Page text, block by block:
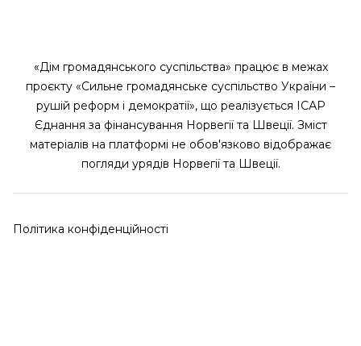
«Дім громадянського суспільства» працює в межах
проєкту «Сильне громадянське суспільство України –
рушій реформ і демократії», що реалізується ІСАР
Єднання за фінансування Норвегії та Швеції. Зміст
матеріалів на платформі не обов'язково відображає
погляди урядів Норвегії та Швеції.
Політика конфіденційності